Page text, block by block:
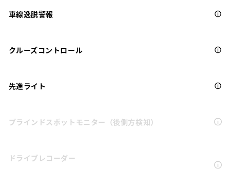
車線逸脱警報
クルーズコントロール
先進ライト
ブラインドスポットモニター（後側方検知）
ドライブレコーダー